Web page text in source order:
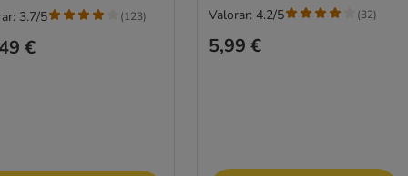
€
3.7/5 (123)
5,99 €
Valorar: 4.2/5 (32)